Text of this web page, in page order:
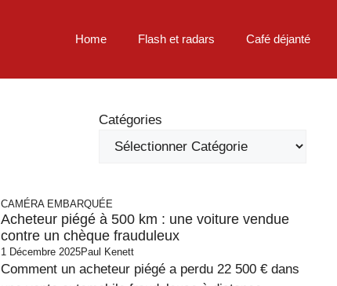
Home Flash et radars Café déjanté
Catégories
CAMÉRA EMBARQUÉE
Acheteur piégé à 500 km : une voiture vendue
contre un chèque frauduleux
1 Décembre 2025Paul Kenett
Comment un acheteur piégé a perdu 22 500 € dans